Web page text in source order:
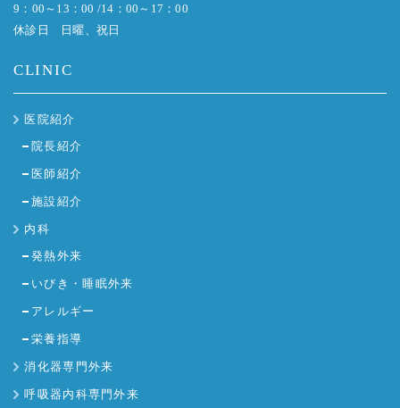
9：00～13：00 /14：00～17：00
休診日 日曜、祝日
CLINIC
医院紹介
院長紹介
医師紹介
施設紹介
内科
発熱外来
いびき・睡眠外来
アレルギー
栄養指導
消化器専門外来
呼吸器内科専門外来